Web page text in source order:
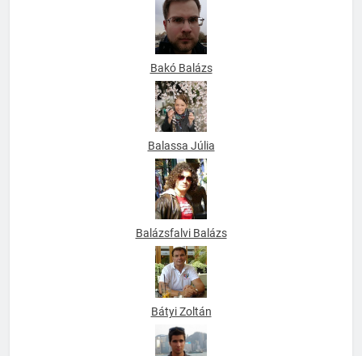
Bakó Balázs
Balassa Júlia
Balázsfalvi Balázs
Bátyi Zoltán